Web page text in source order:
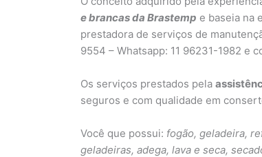
e brancas da Brastemp e baseia na
prestadora de serviços de
9554 – Whatsapp: 11 96231-1982 e
Os serviços prestados pela
seguros e com qualidade em
Você que possui: fogão, geladeira,
geladeiras, adega, lava e seca,